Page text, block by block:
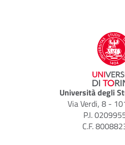
Università degli
Via Verdi, 8 -
P.I.
C.F.